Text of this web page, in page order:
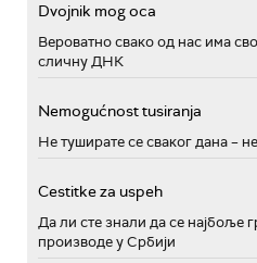
Dvojnik mog oca
Вероватно свако од нас има
сличну ДНК
Nemogućnost tusiranja
Не туширате се сваког дана –
Cestitke za uspeh
Да ли сте знали да се најбоље
производе у Србији